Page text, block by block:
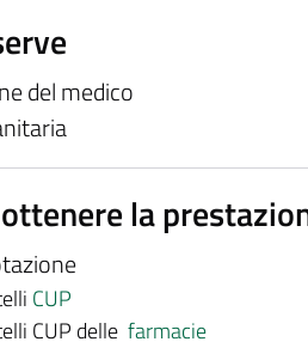
del medico
la
CUP
CUP delle farmacie